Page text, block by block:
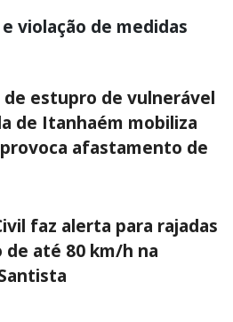
violação de medidas
de estupro de vulnerável
de Itanhaém mobiliza
afastamento de
faz alerta para rajadas
até 80 km/h na